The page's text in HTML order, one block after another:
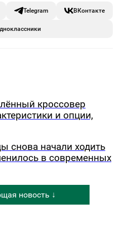
Telegram ВКонтакте
кроссовер
и опции,
снова начали ходить
в современных
новость ↓